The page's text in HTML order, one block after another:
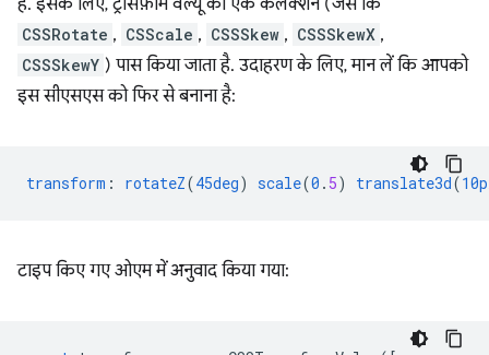
हैं. इसके लिए, ट्रांसफ़ॉर्म वैल्यू का एक कलेक्शन (जैसे कि
CSSRotate , CSScale , CSSSkew , CSSSkewX ,
CSSSkewY ) पास किया जाता है. उदाहरण के लिए, मान लें कि आपको
इस सीएसएस को फिर से बनाना है:
transform : rotateZ(45deg) scale(0 . 5) translate3d(
टाइप किए गए ओएम में अनुवाद किया गया: